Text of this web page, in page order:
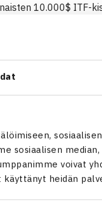
sosiaalisen
voivat
heidän
10.000$ ITF-
mutta joutui
61 60